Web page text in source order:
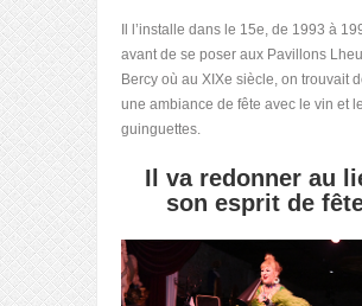
Il l’installe dans le 15e, de 1993 à
avant de se poser aux Pavillons
Bercy où au XIXe siècle, on trouvait
une ambiance de fête avec le vin et
guinguettes.
Il va redonner au
son esprit de